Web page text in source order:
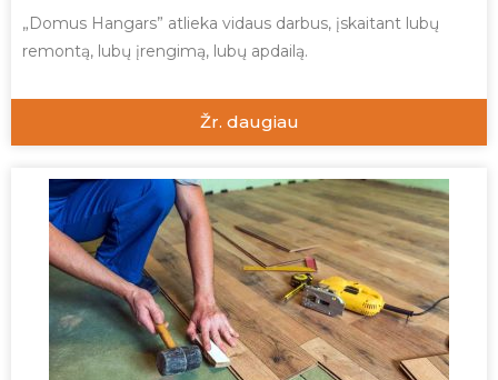
„Domus Hangars” atlieka vidaus darbus, įskaitant lubų
remontą, lubų įrengimą, lubų apdailą.
Žr. daugiau